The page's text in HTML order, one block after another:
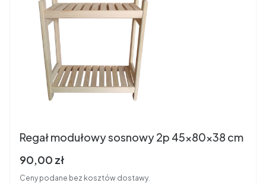
Regał modułowy sosnowy 2p 45x80x38 cm
Cena brutto
90,00 zł
Ceny podane bez kosztów dostawy.